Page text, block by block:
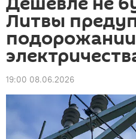
Литвы
подорожании
19:00 08.06.2026